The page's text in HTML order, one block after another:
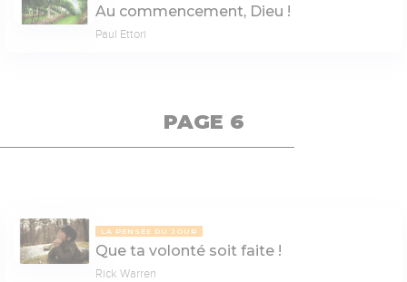
Au commencement, Dieu !
Paul Ettori
PAGE 6
LA PENSÉE DU JOUR
Que ta volonté soit faite !
Rick Warren